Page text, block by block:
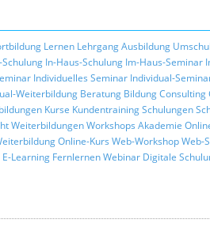
Lernen LehrgangAusbildung
In-Haus-Schulung Im-Haus-Seminar
Individuelles Seminar Individual-
Weiterbildung Beratung BildungConsulting
Kurse KundentrainingSchulungen
WeiterbildungenWorkshops Akademie
Online-Kurs Web-WorkshopWeb-
E-Learning FernlernenWebinar Digitale